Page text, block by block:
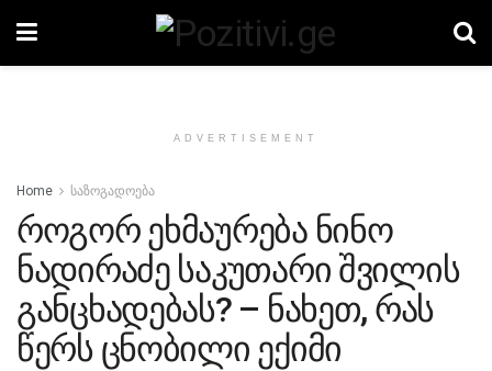
ADVERTISEMENT
Home საზოგადოება
როგორ ეხმაურება ნინო
ნადირაძე საკუთარი შვილის
განცხადებას? – ნახეთ, რას
წერს ცნობილი ექიმი